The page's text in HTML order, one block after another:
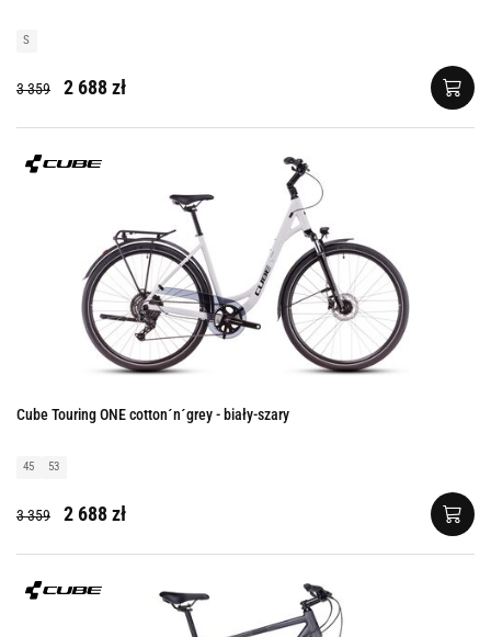
S
3 359 2 688 zł
Cube Touring ONE cotton´n´grey - biały-szary
45 53
3 359 2 688 zł